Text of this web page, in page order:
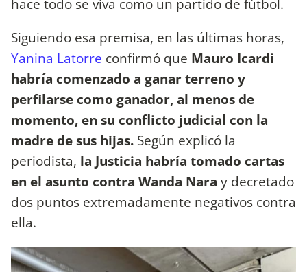
hace todo se viva como un partido de fútbol.
Siguiendo esa premisa, en las últimas horas,
Yanina Latorre confirmó que Mauro Icardi
habría comenzado a ganar terreno y
perfilarse como ganador, al menos de
momento, en su conflicto judicial con la
madre de sus hijas. Según explicó la
periodista, la Justicia habría tomado cartas
en el asunto contra Wanda Nara y decretado
dos puntos extremadamente negativos contra
ella.